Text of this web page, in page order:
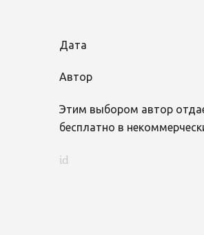
Дата
Автор
Этим выбором автор
бесплатно в
id